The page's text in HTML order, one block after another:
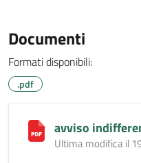
Documenti
Formati disponibili:
.pdf
avviso
Ultima modifica il